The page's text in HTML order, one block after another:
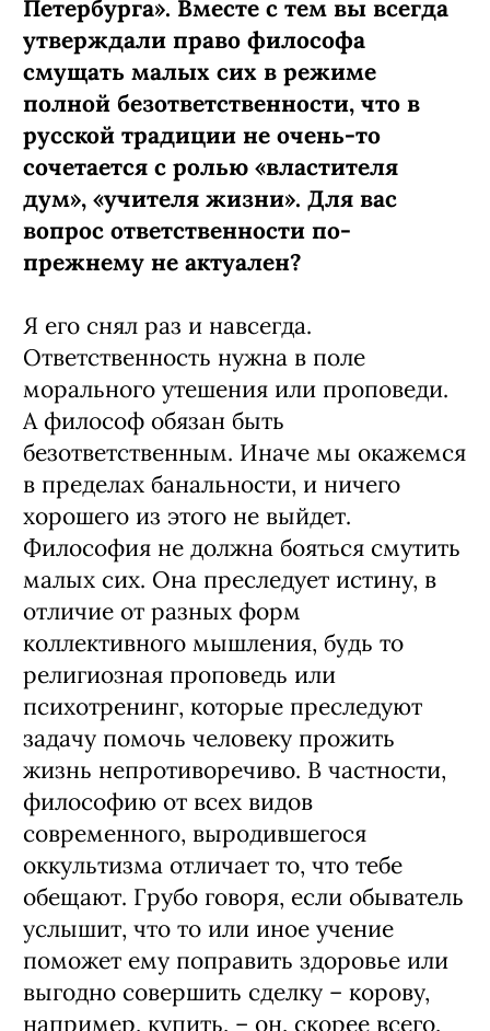
Петербурга». Вместе с тем вы всегда
утверждали право философа
смущать малых сих в режиме
полной безответственности, что в
русской традиции не очень-то
сочетается с ролью «властителя
дум», «учителя жизни». Для вас
вопрос ответственности по-
прежнему не актуален?
Я его снял раз и навсегда.
Ответственность нужна в поле
морального утешения или проповеди.
А философ обязан быть
безответственным. Иначе мы окажемся
в пределах банальности, и ничего
хорошего из этого не выйдет.
Философия не должна бояться смутить
малых сих. Она преследует истину, в
отличие от разных форм
коллективного мышления, будь то
религиозная проповедь или
психотренинг, которые преследуют
задачу помочь человеку прожить
жизнь непротиворечиво. В частности,
философию от всех видов
современного, выродившегося
оккультизма отличает то, что тебе
обещают. Грубо говоря, если обыватель
услышит, что то или иное учение
поможет ему поправить здоровье или
выгодно совершить сделку – корову,
например, купить, – он, скорее всего,